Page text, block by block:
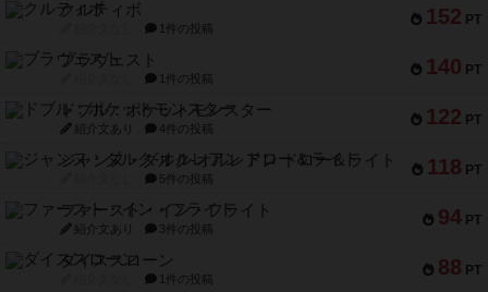
152 PT
クルティボ
1件の投稿
140 PT
ブラヴェスト
1件の投稿
122 PT
ドブル：ポケットモンスター
紹介文あり 4件の投稿
118 PT
ジャンヌ・ダルク-オルレアン ドロー＆ライト
5件の投稿
94 PT
ファースト・イン・フライト
紹介文あり 3件の投稿
88 PT
ダイススローン
1件の投稿